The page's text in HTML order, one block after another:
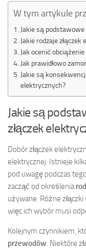
W tym artykule
Jakie są podstawowe
Jakie rodzaje
Jak ocenić
Jak prawidłowo
Jakie są
elektrycznych?
Jakie są
złączek
Dobór złączek
elektrycznej. Istnieje
pod uwagę podczas
zacząć od określenia
używane. Różne
więc ich wybór musi
Kolejnym czynnikiem,
przewodów . Niektóre